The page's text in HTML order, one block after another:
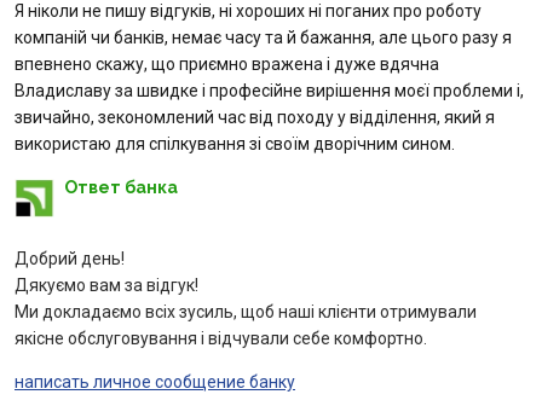
Акции
Счета для бизнеса
Я ніколи не пишу відгуків, ні хороших ні поганих про роботу
компаній чи банків, немає часу та й бажання, але цього разу я
впевнено скажу, що приємно вражена і дуже вдячна
Владиславу за швидке і професійне вирішення моєї проблеми і,
звичайно, зекономлений час від походу у відділення, який я
використаю для спілкування зі своїм дворічним сином.
Ответ банка
Добрий день!
Дякуємо вам за відгук!
Ми докладаємо всіх зусиль, щоб наші клієнти отримували
якісне обслуговування і відчували себе комфортно.
написать личное сообщение банку